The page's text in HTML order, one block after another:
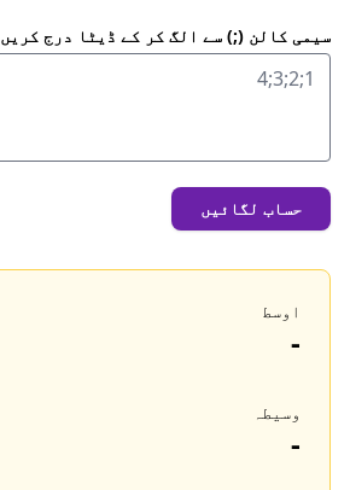
سیمی کالن (;) سے الگ کر کے ڈیٹا درج کریں
حساب لگائیں
اوسط
-
وسیطہ
-